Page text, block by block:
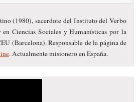
(1980), sacerdote del Instituto del Verbo
en Ciencias Sociales y Humanísticas por la
(Barcelona). Responsable de la página de
. Actualmente misionero en España.